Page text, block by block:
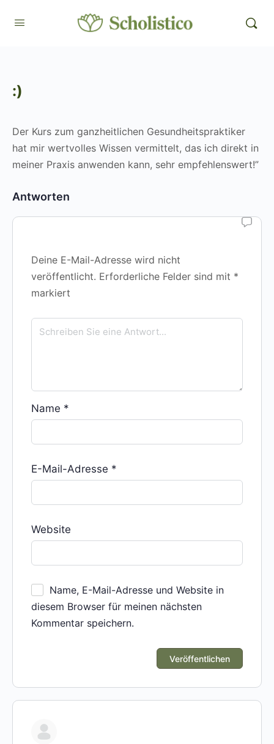
:)
Der Kurs zum ganzheitlichen Gesundheitspraktiker
hat mir wertvolles Wissen vermittelt, das ich direkt in
meiner Praxis anwenden kann, sehr empfehlenswert!”
Antworten
Deine E-Mail-Adresse wird nicht
veröffentlicht. Erforderliche Felder sind mit *
markiert
Name *
E-Mail-Adresse *
Website
Name, E-Mail-Adresse und Website in
diesem Browser für meinen nächsten
Kommentar speichern.